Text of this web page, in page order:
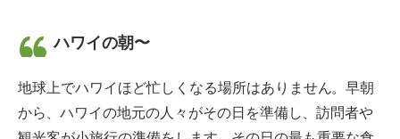
ハワイの朝〜
地球上でハワイほど忙しくなる場所はありません。 早朝
から、ハワイの地元の人々がその日を準備し、訪問者や